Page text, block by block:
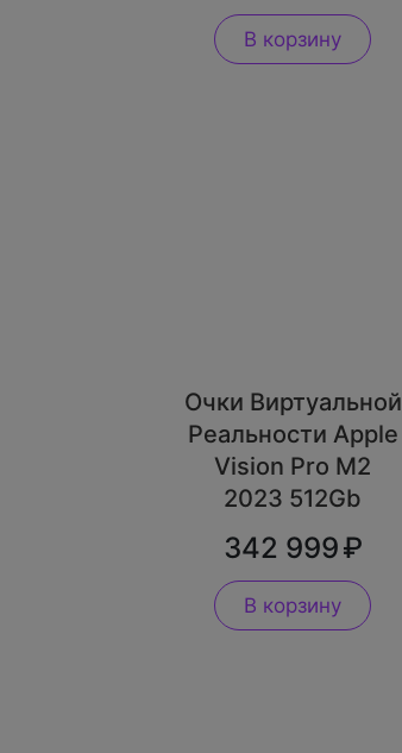
В корзину
Очки Виртуальной
Реальности Apple
Vision Pro M2
2023 512Gb
342 999
В корзину